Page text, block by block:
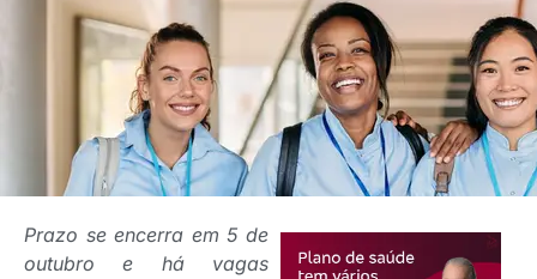
Prazo se encerra em 5 de
outubro e há vagas